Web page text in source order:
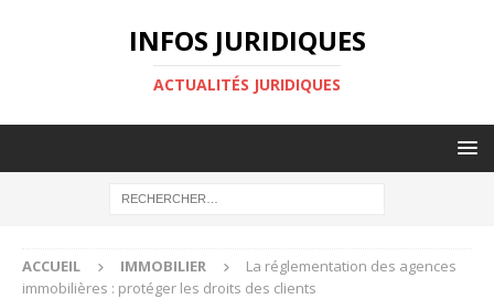
INFOS JURIDIQUES
ACTUALITÉS JURIDIQUES
ACCUEIL IMMOBILIER
La réglementation des agences
immobilières : protéger les droits des clients